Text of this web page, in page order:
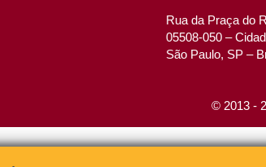
Rua da Praça do
05508-050 –
São Paulo, SP –
© 2013 -